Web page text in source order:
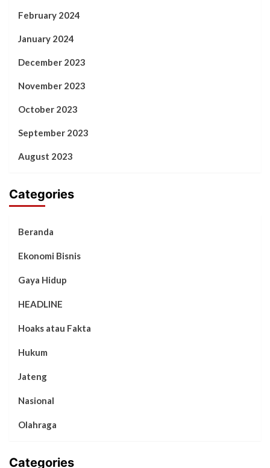
February 2024
January 2024
December 2023
November 2023
October 2023
September 2023
August 2023
Categories
Beranda
Ekonomi Bisnis
Gaya Hidup
HEADLINE
Hoaks atau Fakta
Hukum
Jateng
Nasional
Olahraga
Categories